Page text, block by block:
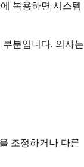
복용하면 시스템
분입니다. 의사는
조정하거나 다른